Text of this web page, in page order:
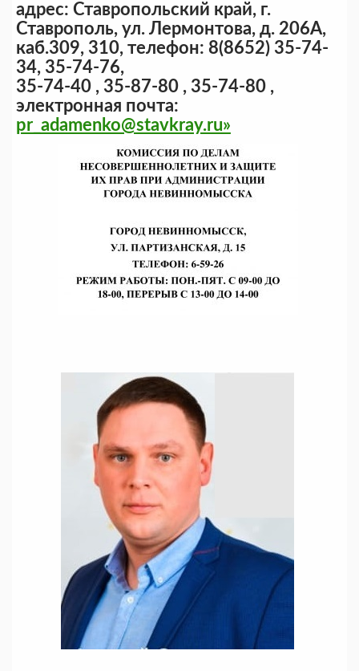
адрес: Ставропольский край, г.
Ставрополь, ул. Лермонтова, д. 206А,
каб.309, 310, телефон: 8(8652) 35-74-
34, 35-74-76,
35-74-40 , 35-87-80 , 35-74-80 ,
электронная почта:
pr_adamenko@stavkray.ru»